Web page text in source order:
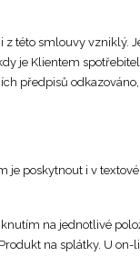
této smlouvy vzniklý.
je Klientem
předpisů
poskytnout i v
na jednotlivé
na splátky. U